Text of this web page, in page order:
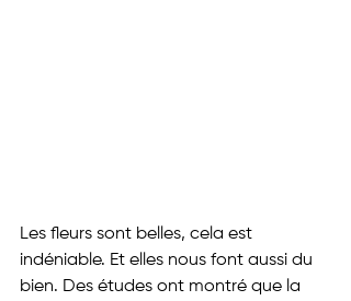
Les fleurs sont belles, cela est
indéniable. Et elles nous font aussi du
bien. Des études ont montré que la